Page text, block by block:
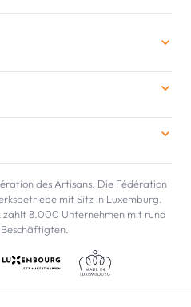
des Artisans. Die Fédération
mit Sitz in Luxemburg.
zählt 8.000 Unternehmen mit rund